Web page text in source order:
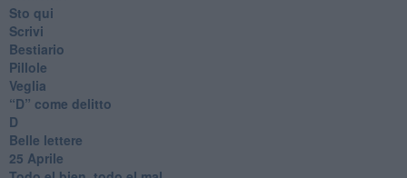
Sto qui
Scrivi
Bestiario
Pillole
Veglia
​“D” come delitto
D
Belle lettere
25 Aprile